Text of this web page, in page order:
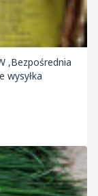
,Bezpośrednia
wysyłka